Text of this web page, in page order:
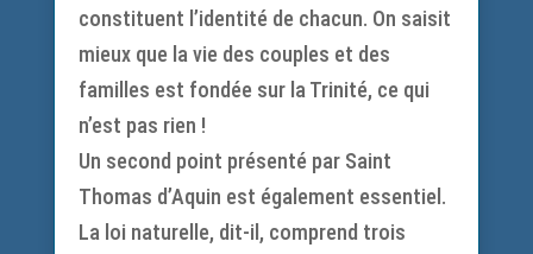
constituent l’identité de chacun. On saisit
mieux que la vie des couples et des
familles est fondée sur la Trinité, ce qui
n’est pas rien !
Un second point présenté par Saint
Thomas d’Aquin est également essentiel.
La loi naturelle, dit-il, comprend trois